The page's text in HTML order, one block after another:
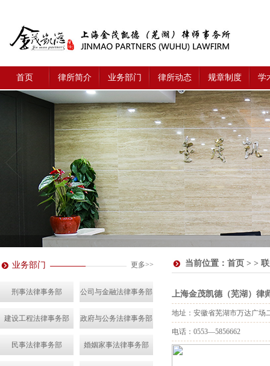
首页 律所简介 业务部门 律所动态 规章制度 学
业务部门 更多>>
刑事法律事务部 公司与金融法律事务部
建设工程法律事务部 政府与公务法律事务部
民事法律事务部 婚姻家事法律事务部
当前位置： 首页 > >
上海金茂凯德（芜湖）律
地址：安徽省芜湖市万达广场
电话：0553—5856662